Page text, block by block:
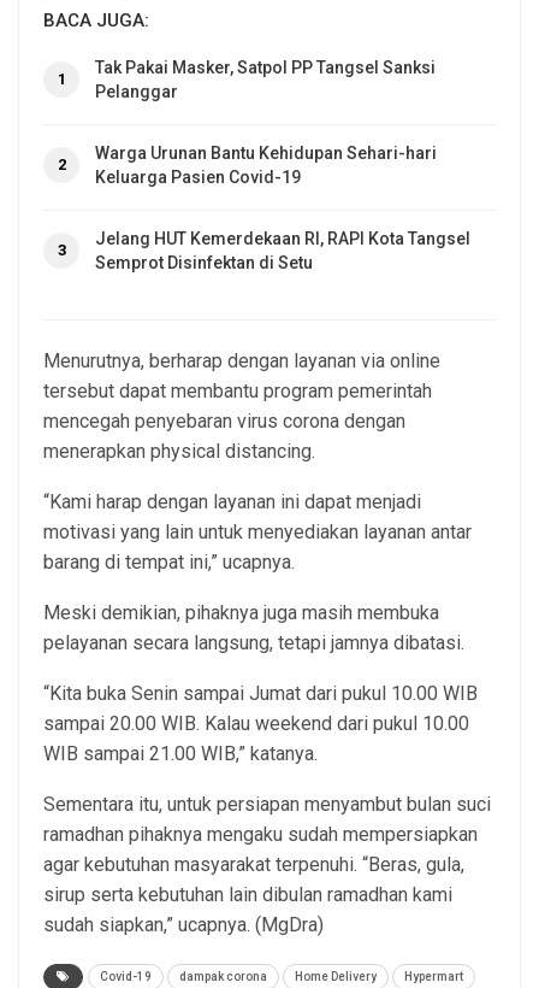
BACA JUGA:
1
Tak Pakai Masker, Satpol PP Tangsel Sanksi
Pelanggar
2
Warga Urunan Bantu Kehidupan Sehari-hari
Keluarga Pasien Covid-19
3
Jelang HUT Kemerdekaan RI, RAPI Kota Tangsel
Semprot Disinfektan di Setu
Menurutnya, berharap dengan layanan via online
tersebut dapat membantu program pemerintah
mencegah penyebaran virus corona dengan
menerapkan physical distancing.
“Kami harap dengan layanan ini dapat menjadi
motivasi yang lain untuk menyediakan layanan antar
barang di tempat ini,” ucapnya.
Meski demikian, pihaknya juga masih membuka
pelayanan secara langsung, tetapi jamnya dibatasi.
“Kita buka Senin sampai Jumat dari pukul 10.00 WIB
sampai 20.00 WIB. Kalau weekend dari pukul 10.00
WIB sampai 21.00 WIB,” katanya.
Sementara itu, untuk persiapan menyambut bulan suci
ramadhan pihaknya mengaku sudah mempersiapkan
agar kebutuhan masyarakat terpenuhi. “Beras, gula,
sirup serta kebutuhan lain dibulan ramadhan kami
sudah siapkan,” ucapnya. (MgDra)
Covid-19 dampak corona Home Delivery Hypermart